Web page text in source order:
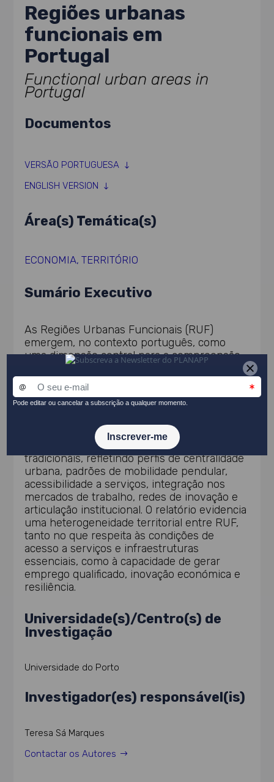
Regiões urbanas
funcionais em
Portugal
Functional urban areas in
Portugal
Documentos
VERSÃO PORTUGUESA
ENGLISH VERSION
Área(s) Temática(s)
ECONOMIA,TERRITÓRIO
Sumário Executivo
As Regiões Urbanas Funcionais (RUF)
emergem, no contexto português, como
uma dimensão central para a compreensão
e operacionalização das dinámicas territoriais
contemporâneas, situando-se na articulação
entre os objetivos de coesão e de
competitividade. A análise demonstra que o
mais segundo lógicas funcionais que
ultrapassam os limites administrativos
tradicionais, refletindo perfis de centralidade
urbana, padrões de mobilidade pendular,
acessibilidade a serviços, integração nos
mercados de trabalho, redes de inovação e
articulação institucional. O relatório evidencia
uma heterogeneidade territorial entre RUF,
tanto no que respeita às condições de
acesso a serviços e infraestruturas
essenciais, como à capacidade de gerar
emprego qualificado, inovação económica e
resiliência.
Universidade(s)/Centro(s) de
Investigação
Universidade do Porto
Investigador(es) responsável(is)
Teresa Sá Marques
Contactar os Autores